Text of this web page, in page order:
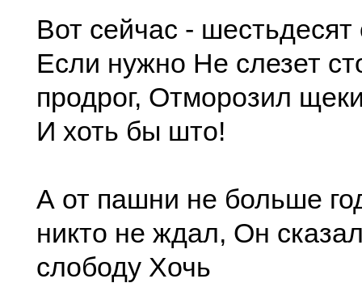
Вот сейчас - шестьдесят
Если нужно Не слезет
продрог, Отморозил
И хоть бы што!
А от пашни не больше
никто не ждал, Он
слободу Хочь